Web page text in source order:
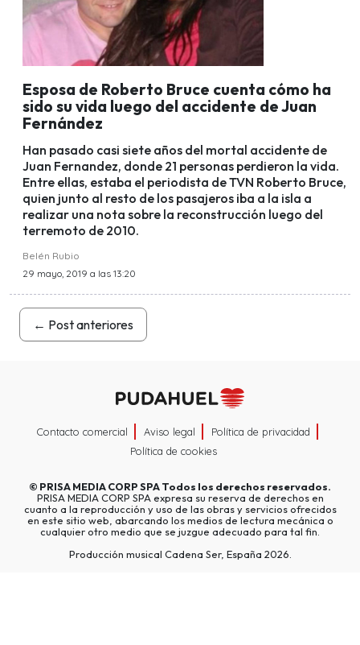
Esposa de Roberto Bruce cuenta cómo ha
sido su vida luego del accidente de Juan
Fernández
Han pasado casi siete años del mortal accidente de
Juan Fernandez, donde 21 personas perdieron la vida.
Entre ellas, estaba el periodista de TVN Roberto Bruce,
quien junto al resto de los pasajeros iba a la isla a
realizar una nota sobre la reconstrucción luego del
terremoto de 2010.
Belén Rubio
29 mayo, 2019 a las 13:20
← Post anteriores
Contacto comercial Aviso legal
Política de privacidad
Política de cookies
© PRISA MEDIA CORP SPATodos los derechos reservados.
PRISA MEDIA CORP SPA expresa su reserva de derechos en
cuanto a la reproducción y uso de las obras y servicios ofrecidos
en este sitio web, abarcando los medios de lectura mecánica o
cualquier otro medio que se juzgue adecuado para tal fin.
Producción musical Cadena Ser, España 2026.